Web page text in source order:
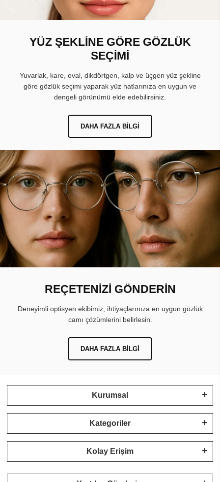
YÜZ ŞEKLİNE GÖRE GÖZLÜK
SEÇİMİ
Yuvarlak, kare, oval, dikdörtgen, kalp ve üçgen yüz şekline
göre gözlük seçimi yaparak yüz hatlarınıza en uygun ve
dengeli görünümü elde edebilirsiniz.
DAHA FAZLA BILGI
REÇETENİZİ GÖNDERİN
Deneyimli optisyen ekibimiz, ihtiyaçlarınıza en uygun gözlük
camı çözümlerini belirlesin.
DAHA FAZLA BILGI
Kurumsal
Kategoriler
Kolay Erişim